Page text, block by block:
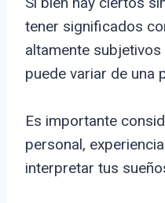
tener significados
altamente
puede variar de una
Es importante
personal,
interpretar tus